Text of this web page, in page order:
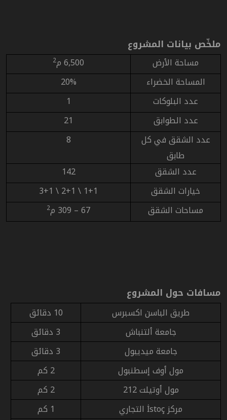
ملخّص بيانات المشروع
مساحة الأرض 6,500 م 2
المساحة الخضراء
20%
عدد البلوكات
1
عدد الطوابق
21
عدد الشقق في كل
طابق
8
عدد الشقق
142
خيارات الشقق
1+1 \ 2+1 \ 3+1
مساحات الشقق
67 – 309 م 2
مسافات حول المشروع
طريق الباسن اكسبرس
10 دقائق
جامعة ألتنباش
3 دقائق
جامعة ميديبول
3 دقائق
مول أوف إسطنبول
2 كم
مول أوتيلت 212
2 كم
مركز İstoç التجاري
1 كم